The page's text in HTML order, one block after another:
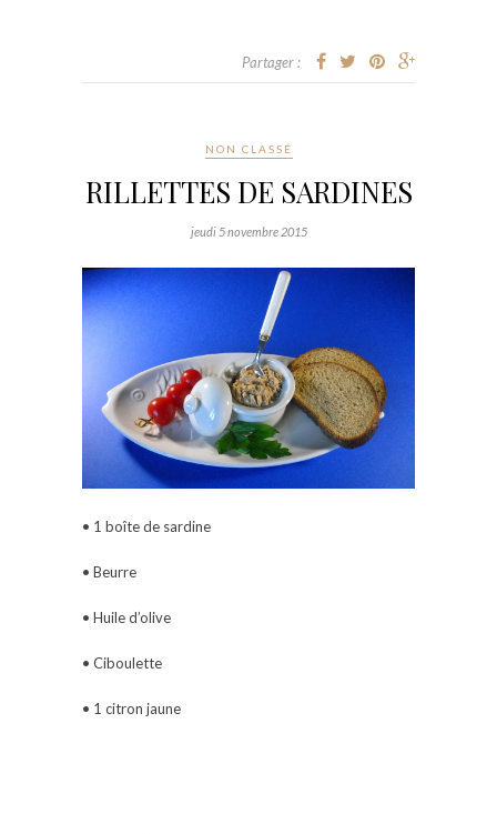
Partager :
NON CLASSÉ
RILLETTES DE SARDINES
jeudi 5 novembre 2015
• 1 boîte de sardine
• Beurre
• Huile d’olive
• Ciboulette
• 1 citron jaune